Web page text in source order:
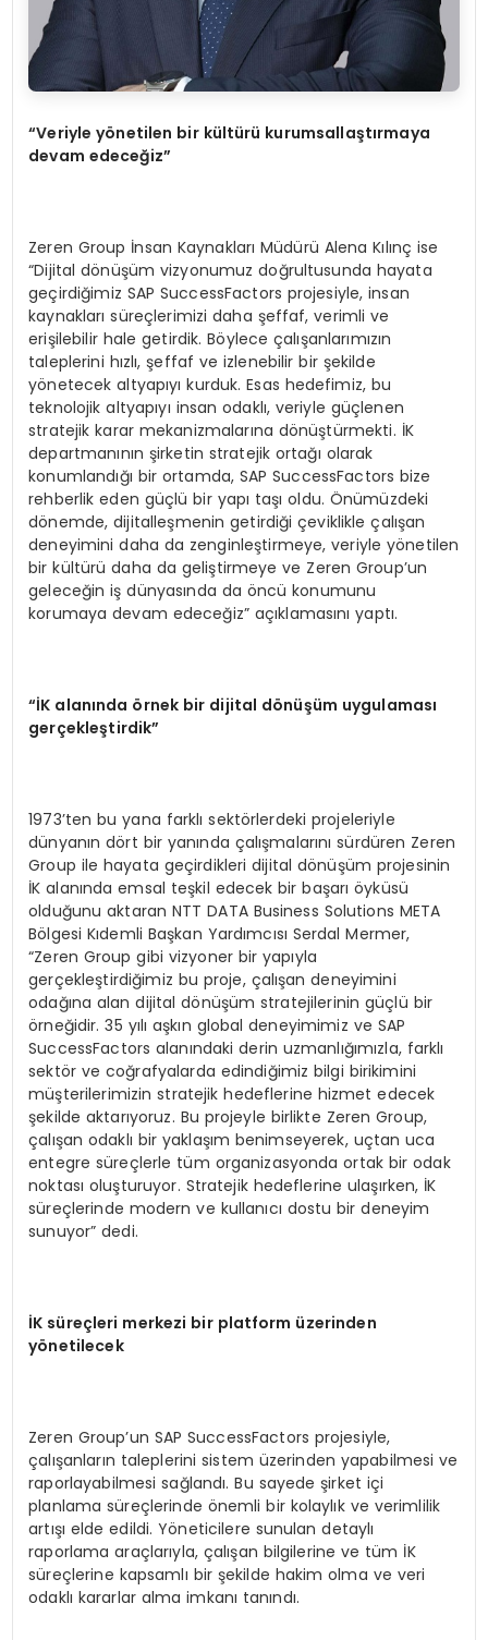
“Veriyle yönetilen bir kültürü kurumsallaştırmaya
devam edeceğiz”
Zeren Group İnsan Kaynakları Müdürü Alena Kılınç ise
“Dijital dönüşüm vizyonumuz doğrultusunda hayata
geçirdiğimiz SAP SuccessFactors projesiyle, insan
kaynakları süreçlerimizi daha şeffaf, verimli ve
erişilebilir hale getirdik. Böylece çalışanlarımızın
taleplerini hızlı, şeffaf ve izlenebilir bir şekilde
yönetecek altyapıyı kurduk. Esas hedefimiz, bu
teknolojik altyapıyı insan odaklı, veriyle güçlenen
stratejik karar mekanizmalarına dönüştürmekti. İK
departmanının şirketin stratejik ortağı olarak
konumlandığı bir ortamda, SAP SuccessFactors bize
rehberlik eden güçlü bir yapı taşı oldu. Önümüzdeki
dönemde, dijitalleşmenin getirdiği çeviklikle çalışan
deneyimini daha da zenginleştirmeye, veriyle yönetilen
bir kültürü daha da geliştirmeye ve Zeren Group’un
geleceğin iş dünyasında da öncü konumunu
korumaya devam edeceğiz” açıklamasını yaptı.
“İK alanında örnek bir dijital dönüşüm uygulaması
gerçekleştirdik”
1973’ten bu yana farklı sektörlerdeki projeleriyle
dünyanın dört bir yanında çalışmalarını sürdüren Zeren
Group ile hayata geçirdikleri dijital dönüşüm projesinin
İK alanında emsal teşkil edecek bir başarı öyküsü
olduğunu aktaran NTT DATA Business Solutions META
Bölgesi Kıdemli Başkan Yardımcısı Serdal Mermer,
“Zeren Group gibi vizyoner bir yapıyla
gerçekleştirdiğimiz bu proje, çalışan deneyimini
odağına alan dijital dönüşüm stratejilerinin güçlü bir
örneğidir. 35 yılı aşkın global deneyimimiz ve SAP
SuccessFactors alanındaki derin uzmanlığımızla, farklı
sektör ve coğrafyalarda edindiğimiz bilgi birikimini
müşterilerimizin stratejik hedeflerine hizmet edecek
şekilde aktarıyoruz. Bu projeyle birlikte Zeren Group,
çalışan odaklı bir yaklaşım benimseyerek, uçtan uca
entegre süreçlerle tüm organizasyonda ortak bir odak
noktası oluşturuyor. Stratejik hedeflerine ulaşırken, İK
süreçlerinde modern ve kullanıcı dostu bir deneyim
sunuyor” dedi.
İK süreçleri merkezi bir platform üzerinden
yönetilecek
Zeren Group’un SAP SuccessFactors projesiyle,
çalışanların taleplerini sistem üzerinden yapabilmesi ve
raporlayabilmesi sağlandı. Bu sayede şirket içi
planlama süreçlerinde önemli bir kolaylık ve verimlilik
artışı elde edildi. Yöneticilere sunulan detaylı
raporlama araçlarıyla, çalışan bilgilerine ve tüm İK
süreçlerine kapsamlı bir şekilde hakim olma ve veri
odaklı kararlar alma imkanı tanındı.